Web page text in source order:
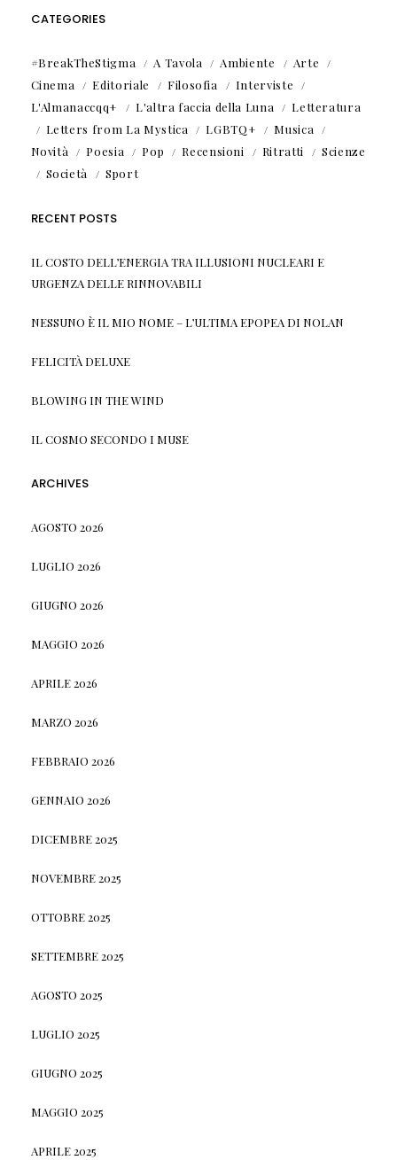
CATEGORIES
#BreakTheStigma A Tavola Ambiente
Arte
Cinema
Editoriale Filosofia
Interviste
L'Almanaccqq+
L'altra faccia della Luna
Letteratura
Letters from La Mystica
LGBTQ+
Musica
Novità
Poesia Pop Recensioni Ritratti
Scienze
Società
Sport
RECENT POSTS
IL COSTO DELL’ENERGIA TRA ILLUSIONI NUCLEARI E
URGENZA DELLE RINNOVABILI
NESSUNO È IL MIO NOME – L’ULTIMA EPOPEA DI NOLAN
FELICITÀ DELUXE
BLOWING IN THE WIND
IL COSMO SECONDO I MUSE
ARCHIVES
AGOSTO 2026
LUGLIO 2026
GIUGNO 2026
MAGGIO 2026
APRILE 2026
MARZO 2026
FEBBRAIO 2026
GENNAIO 2026
DICEMBRE 2025
NOVEMBRE 2025
OTTOBRE 2025
SETTEMBRE 2025
AGOSTO 2025
LUGLIO 2025
GIUGNO 2025
MAGGIO 2025
APRILE 2025